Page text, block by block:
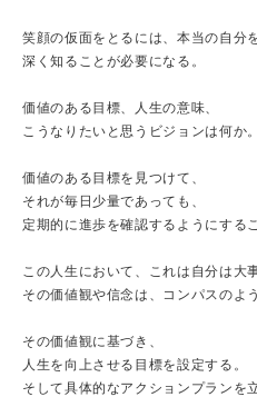
笑顔の仮面をとるには、本当の自分
深く知ることが必要になる。
価値のある目標、人生の意味、
こうなりたいと思うビジョンは何か。
価値のある目標を見つけて、
それが毎日少量であっても、
定期的に進歩を確認するようにする
この人生において、これは自分は大
その価値観や信念は、コンパスのよ
その価値観に基づき、
人生を向上させる目標を設定する。
そして具体的なアクションプランを